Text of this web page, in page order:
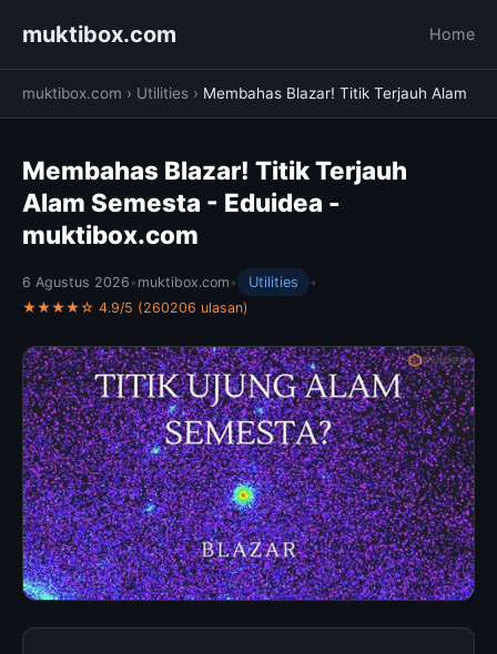
muktibox.com Home
muktibox.com › Utilities › Membahas Blazar! Titik Terjauh Alam
Membahas Blazar! Titik Terjauh
Alam Semesta - Eduidea -
muktibox.com
6 Agustus 2026 • muktibox.com • Utilities
•
★★★★☆ 4.9/5 (260206 ulasan)